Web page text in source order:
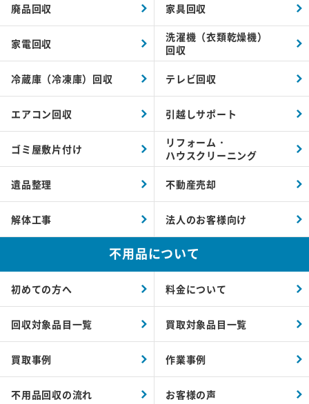
廃品回収 家具回収
家電回収
洗濯機（衣類乾燥機）
回収
冷蔵庫（冷凍庫）回収 テレビ回収
エアコン回収 引越しサポート
ゴミ屋敷片付け
リフォーム・
ハウスクリーニング
遺品整理 不動産売却
解体工事 法人のお客様向け
不用品について
初めての方へ 料金について
回収対象品目一覧 買取対象品目一覧
買取事例 作業事例
不用品回収の流れ お客様の声